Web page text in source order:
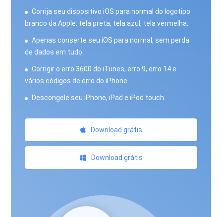
Corrija seu dispositivo iOS para normal do logotipo
branco da Apple, tela preta, tela azul, tela vermelha.
Apenas conserte seu iOS para normal, sem perda
de dados em tudo.
Corrigir o erro 3600 do iTunes, erro 9, erro 14 e
vários códigos de erro do iPhone
Descongele seu iPhone, iPad e iPod touch.
Download grátis
Download grátis